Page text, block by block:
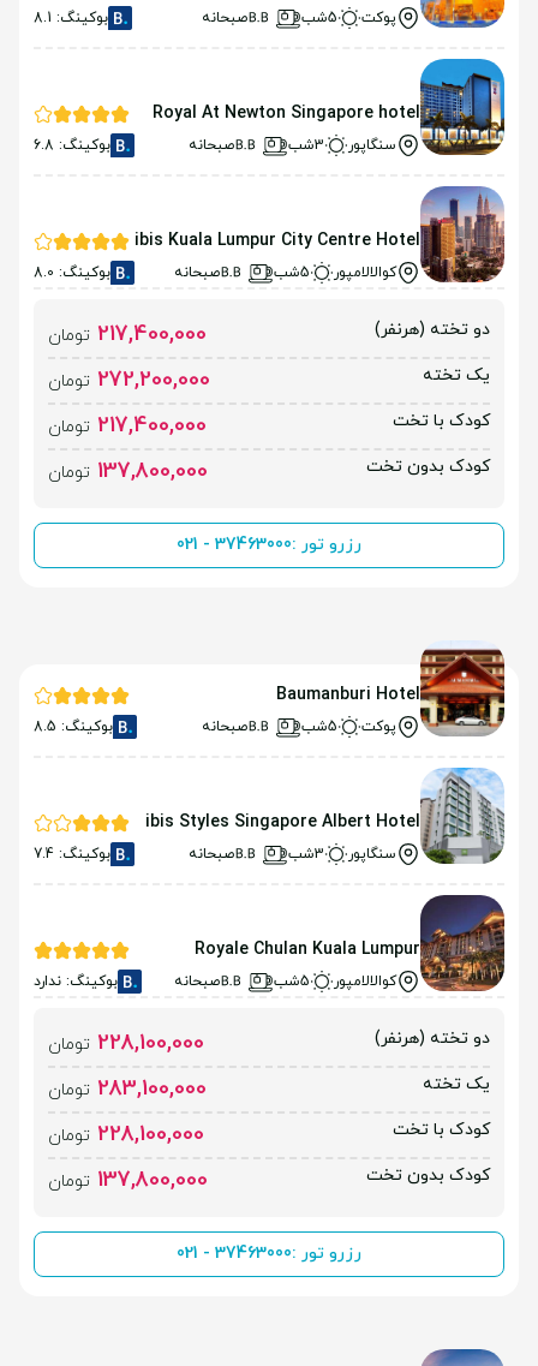
پوکت 5شب صبحانه بوکینگ: 8.1
Royal At Newton Singapore hotel
سنگاپور 3شب صبحانه بوکینگ: 6.8
ibis Kuala Lumpur City Centre Hotel
کوالالامپور 5شب صبحانه بوکینگ: 8.0
دو تخته (هرنفر) 217,400,000 تومان
یک تخته
272,200,000 تومان
کودک با تخت
217,400,000 تومان
کودک بدون تخت
137,800,000 تومان
رزرو تور :021 - 37463000
Baumanburi Hotel
پوکت 5شب صبحانه بوکینگ: 8.5
ibis Styles Singapore Albert Hotel
سنگاپور 3شب صبحانه بوکینگ: 7.4
Royale Chulan Kuala Lumpur
کوالالامپور 5شب صبحانه بوکینگ: ندارد
دو تخته (هرنفر) 228,100,000 تومان
یک تخته
283,100,000 تومان
کودک با تخت
228,100,000 تومان
کودک بدون تخت
137,800,000 تومان
رزرو تور :021 - 37463000